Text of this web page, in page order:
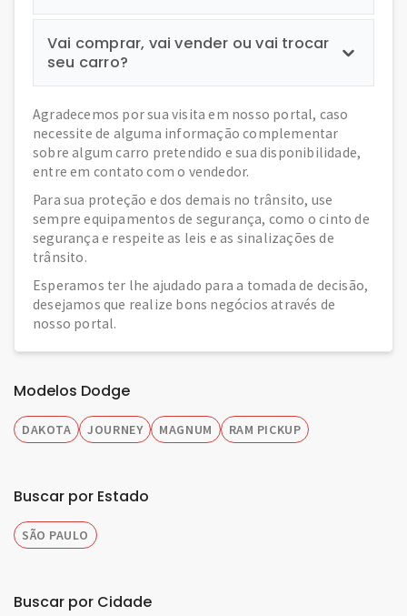
Vai comprar, vai vender ou vai trocar
seu carro?
Agradecemos por sua visita em nosso portal, caso
necessite de alguma informação complementar
sobre algum carro pretendido e sua disponibilidade,
entre em contato com o vendedor.
Para sua proteção e dos demais no trânsito, use
sempre equipamentos de segurança, como o cinto de
segurança e respeite as leis e as sinalizações de
trânsito.
Esperamos ter lhe ajudado para a tomada de decisão,
desejamos que realize bons negócios através de
nosso portal.
Modelos Dodge
DAKOTA JOURNEY MAGNUM RAM PICKUP
Buscar por Estado
SÃO PAULO
Buscar por Cidade